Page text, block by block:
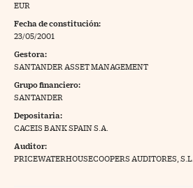
Pyme
a Cinco Días
EUR
Fecha de constitución:
23/05/2001
Gestora:
SANTANDER ASSET MANAGEMENT
Grupo financiero:
SANTANDER
Depositaria:
CACEIS BANK SPAIN S.A.
Auditor:
PRICEWATERHOUSECOOPERS AUDITORES, S.L.